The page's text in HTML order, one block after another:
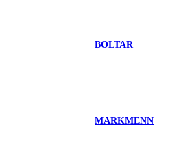
BOLTAR
MARKMENN